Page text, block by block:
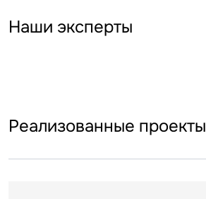
Наши эксперты
Реализованные проекты